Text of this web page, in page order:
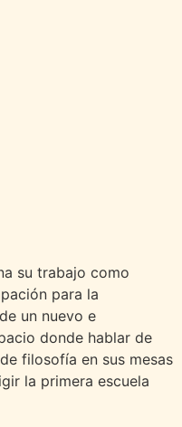
su trabajo como
para la
un nuevo e
donde hablar de
filosofía en sus mesas
la primera escuela